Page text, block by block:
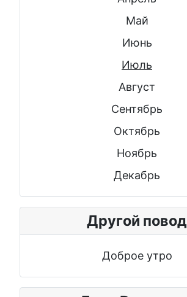
Май
Июнь
Июль
Август
Сентябрь
Октябрь
Ноябрь
Декабрь
Другой повод
Доброе утро